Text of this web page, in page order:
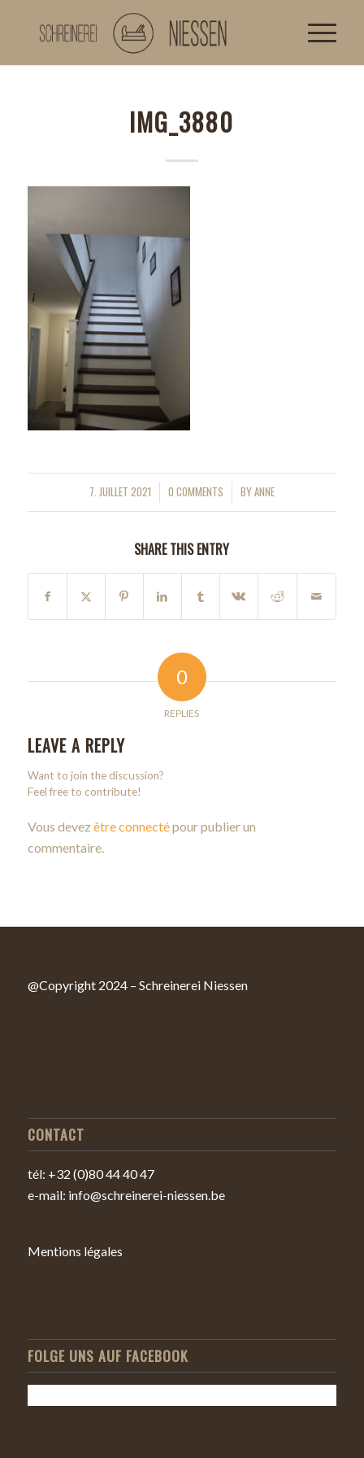
IMG_3880
7. JUILLET 2021
/ 0 COMMENTS
/ BYANNE
SHARE THIS ENTRY
0
REPLIES
LEAVE A REPLY
Want to join the discussion?
Feel free to contribute!
Vous devez être connectépour publier un
commentaire.
@Copyright 2024 – Schreinerei Niessen
CONTACT
tél: +32 (0)80 44 40 47
e-mail: info@schreinerei-niessen.be
Mentions légales
FOLGE UNS AUF FACEBOOK